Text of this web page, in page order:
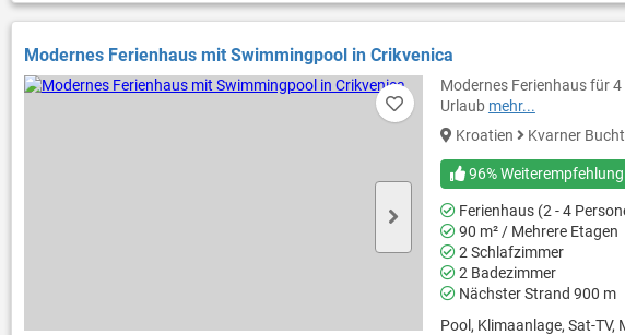
Modernes Ferienhaus mit Swimmingpool in Crikvenica
Modernes Ferienhaus für
Urlaub mehr...
Kroatien
Kvarner Bucht
96% Weiterempfehlung
Ferienhaus (2 - 4
90 m² / Mehrere Etagen
2 Schlafzimmer
2 Badezimmer
Nächster Strand 900 m
Pool, Klimaanlage, Sat-TV,